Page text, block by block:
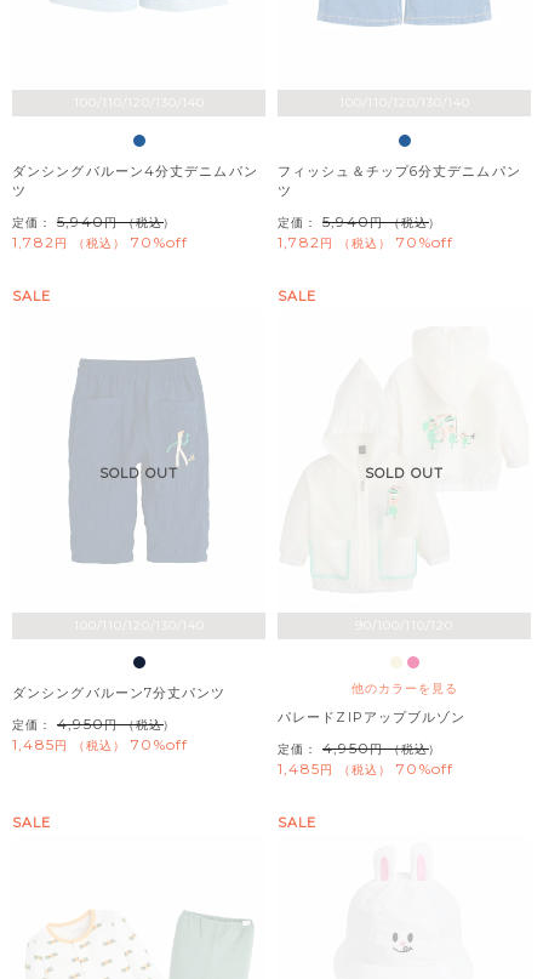
100/110/120/130/140
ダンシングバルーン4分丈デニムパン
ツ
定価： 5,940 （税込）
1,782 税込 70%off
100/110/120/130/140
フィッシュ＆チップ6分丈デニムパン
ツ
定価： 5,940 （税込）
1,782 税込 70%off
100/110/120/130/140
SOLD OUT
SALE
ダンシングバルーン7分丈パンツ
定価： 4,950 （税込）
1,485 税込 70%off
他のカラーを見る
SOLD OUT
SALE
パレードZIPアップブルゾン
定価： 4,950 （税込）
1,485 税込 70%off
SALE SALE